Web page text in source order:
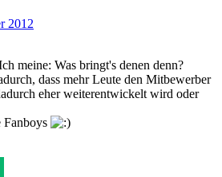
2012
meine: Was bringt's denen denn?
dass mehr Leute den Mitbewerber
eher weiterentwickelt wird oder
Fanboys